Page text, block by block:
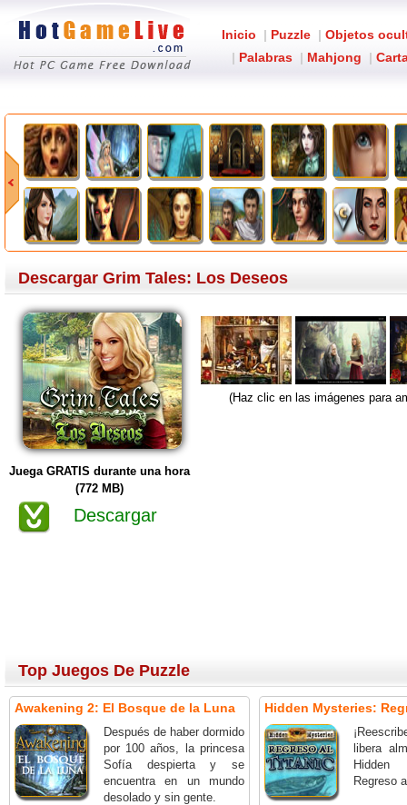
Inicio | Puzzle | Objetos
| Palabras | Mahjong |
Descargar Grim Tales: Los Deseos
Juega GRATIS durante una hora
(772 MB)
Descargar
(Haz clic en las imágenes para
Top Juegos De Puzzle
Awakening 2: El Bosque de la Luna
Después de haber dormido
por 100 años, la princesa
Sofía despierta y se
encuentra en un mundo
desolado y sin gente.
Hidden Mysteries:
libera
Regreso